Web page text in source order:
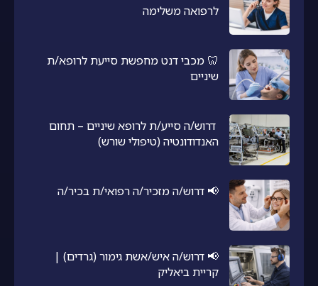
לרפואה משלימה
🦷 מכבי דנט מחפשת סייעת לרופא/ת
שיניים
דרוש/ה סייע/ת לרופא שיניים – תחום
האנדודונטיה (טיפולי שורש)
📢 דרוש/ה מזכיר/ה רפואי/ת בכיר/ה
📢 דרוש/ה איש/אשת גימור (גרדים) |
קריית ביאליק